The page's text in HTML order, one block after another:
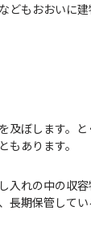
どもおおいに建
及ぼします。
もあります。
入れの中の収
長期保管して